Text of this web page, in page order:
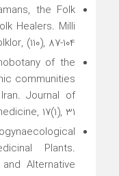
the Folk
Healers. Milli
(110), 87-104.
of the
communities
Journal of
17(1), 31.
Plants.
Alternative